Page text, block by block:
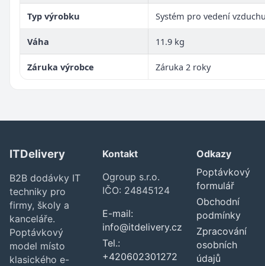
Typ výrobku Systém pro vedení
Váha 11.9 kg
Záruka výrobce Záruka 2 roky
ITDelivery
B2B dodávky IT
techniky pro
firmy, školy a
kanceláře.
Poptávkový
model místo
klasického e-
Kontakt
Ogroup s.r.o.
IČO: 24845124
E-mail:
info@itdelivery.cz
Tel.:
+420602301272
Odkazy
Poptávkový
formulář
Obchodní
podmínky
Zpracování
osobních
údajů